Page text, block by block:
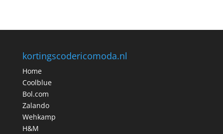
kortingscodericomoda.nl
Home
Coolblue
Bol.com
Zalando
Wehkamp
H&M